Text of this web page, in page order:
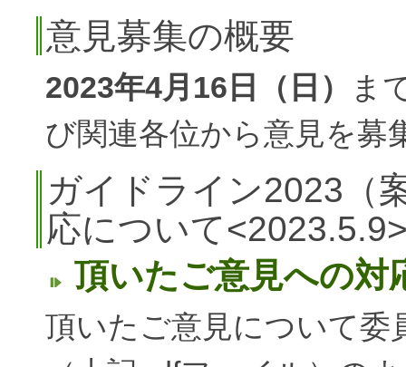
意見募集の概要
2023年4月16日（日）
ま
び関連各位から意見を募
ガイドライン2023（
応について
頂いたご意見への対
頂いたご意見について委